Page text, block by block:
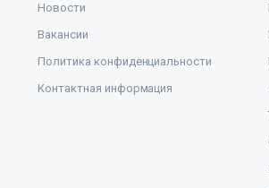
Новости
Вакансии
Политика конфиденциальности
Контактная информация